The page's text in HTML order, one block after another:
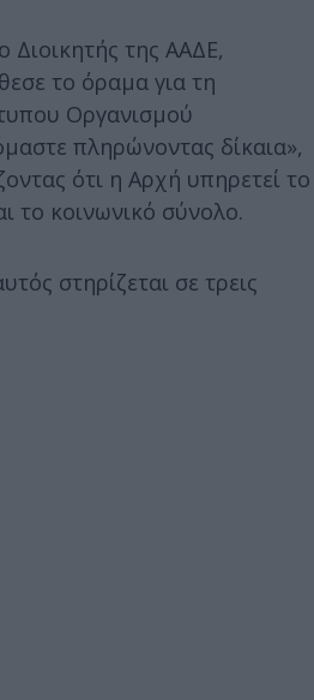
της ΑΑΔΕ,
το όραμα για τη
Οργανισμού
πληρώνοντας δίκαια»,
ότι η Αρχή υπηρετεί το
το κοινωνικό σύνολο.
στηρίζεται σε τρεις